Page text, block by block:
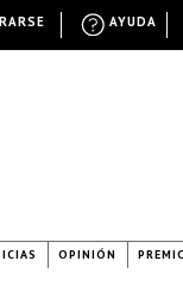
OPINIÓN
AYUDA